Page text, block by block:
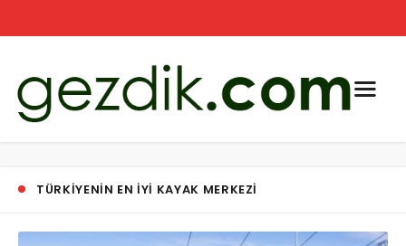
TÜRKIYENIN EN IYI KAYAK MERKEZI